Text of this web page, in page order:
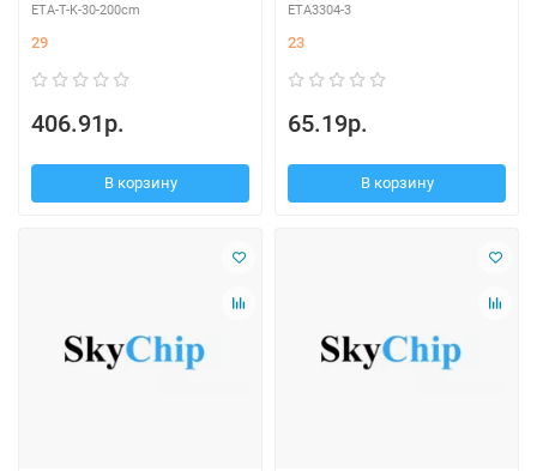
ETA-T-K-30-200cm
29
406.91р.
В корзину
ETA3304-3
23
65.19р.
В корзину